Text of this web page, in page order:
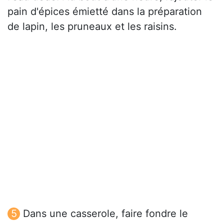
pain d'épices émietté dans la préparation
de lapin, les pruneaux et les raisins.
Dans une casserole, faire fondre le